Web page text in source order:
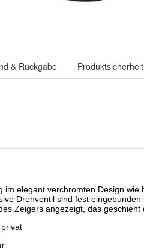
& Rückgabe Produktsicherheit